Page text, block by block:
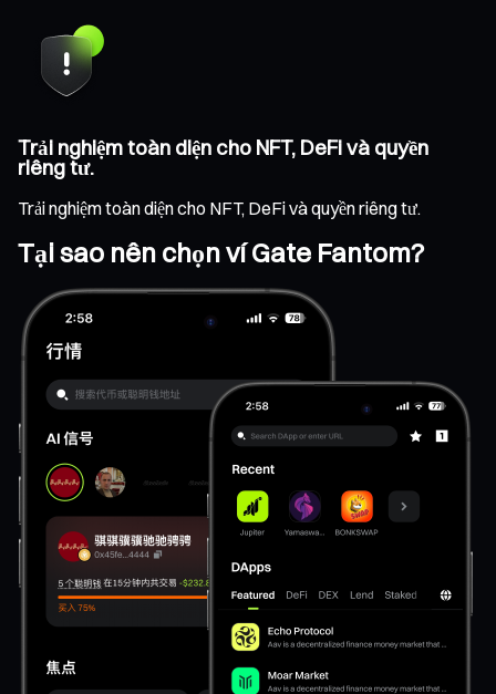
Trải nghiệm toàn diện cho NFT, DeFi và quyền
riêng tư.
Trải nghiệm toàn diện cho NFT, DeFi và quyền riêng tư.
Tại sao nên chọn ví Gate Fantom?